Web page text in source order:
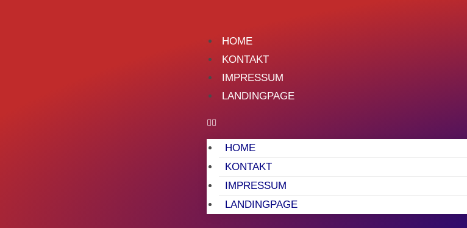
HOME
KONTAKT
IMPRESSUM
LANDINGPAGE
HOME
KONTAKT
IMPRESSUM
LANDINGPAGE